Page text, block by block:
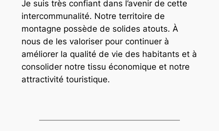
Je suis très confiant dans l’avenir de cette
intercommunalité. Notre territoire de
montagne possède de solides atouts. À
nous de les valoriser pour continuer à
améliorer la qualité de vie des habitants et à
consolider notre tissu économique et notre
attractivité touristique.